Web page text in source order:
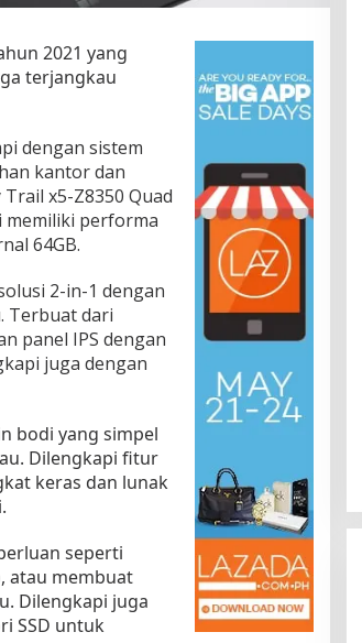
2021 yang
terjangkau
dengan sistem
kantor dan
x5-Z8350 Quad
memiliki performa
64GB.
2-in-1 dengan
Terbuat dari
panel IPS dengan
juga dengan
bodi yang simpel
Dilengkapi fitur
keras dan lunak
seperti
atau membuat
Dilengkapi juga
SSD untuk